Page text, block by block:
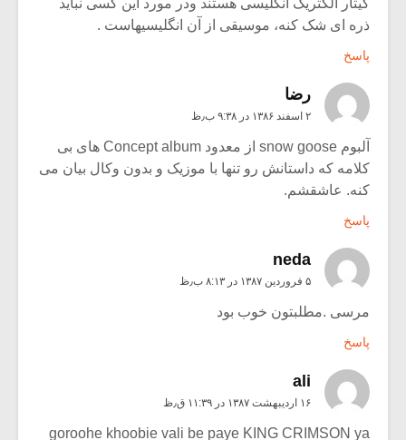
گیتار الکتریک انگلیسی هستند ودر مورد این کسی نباید
ذره ای شک کنه، موسیقی از آن انگلیسیهاست .
پاسخ
رضا
۲ اسفند ۱۳۸۶ در ۹:۳۸ ب٫ظ
آلبوم snow goose از معدود Concept album های بی
کلامه که داستانش رو تنها با موزیک و بدون وکال بیان می
کنه. عاشقشم.
پاسخ
neda
۵ فروردین ۱۳۸۷ در ۸:۱۳ ب٫ظ
مرسی .مطلبتون خوب بود
پاسخ
ali
۱۶ اردیبهشت ۱۳۸۷ در ۱۱:۳۹ ق٫ظ
goroohe khoobie vali be paye KING CRIMSON ya